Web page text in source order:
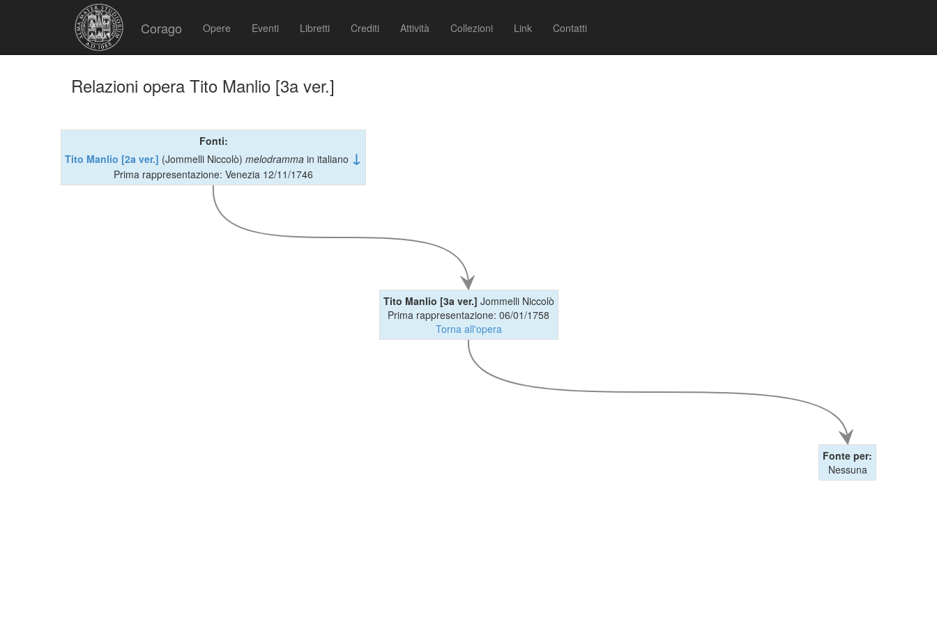
Corago Opere Eventi Libretti Crediti Attività Collezioni Link Contatti
Relazioni opera Tito Manlio [3a ver.]
Fonti:
Tito Manlio [2a ver.] (Jommelli Niccolò) melodramma in italiano ↓
Prima rappresentazione: Venezia 12/11/1746
Tito Manlio [3a ver.] Jommelli Niccolò
Prima rappresentazione: 06/01/1758
Torna all'opera
Fonte per:
Nessuna